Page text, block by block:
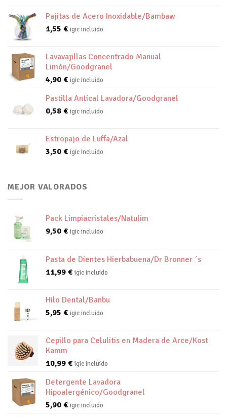
Pajitas de Acero Inoxidable/Bambaw
1,55 € igic incluido
Lavavajillas Concentrado Manual
Limón/Goodgranel
4,90 € igic incluido
Pastilla Antical Lavadora/Goodgranel
0,58 € igic incluido
Estropajo de Luffa/Azal
3,50 € igic incluido
MEJOR VALORADOS
Pack Limpiacristales/Natulim
9,50 € igic incluido
Pasta de Dientes Hierbabuena/Dr Bronner ´s
11,99 € igic incluido
Hilo Dental/Banbu
5,95 € igic incluido
Cepillo para Celulitis en Madera de Arce/Kost
Kamm
10,99 € igic incluido
Detergente Lavadora
Hipoalergénico/Goodgranel
5,90 € igic incluido